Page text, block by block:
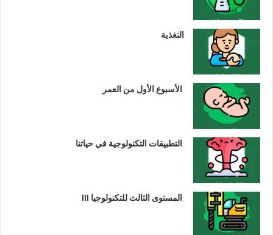
التغذية
الأسبوع الأول من العمر
التطبيقات التكنولوجية في حياتنا
المستوى الثالث للتكنولوجيا III